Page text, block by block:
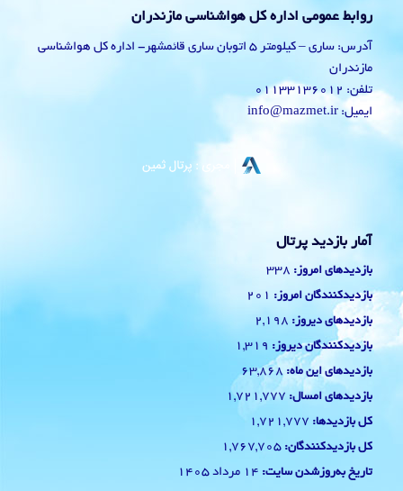
روابط عمومی اداره کل هواشناسی مازندران
آدرس: ساری – کیلومتر 5 اتوبان ساری قائمشهر- اداره کل هواشناسی
مازندران
تلفن: 01133136012
ایمیل: info@mazmet.ir
آمار بازدید پرتال
بازدیدهای امروز: 338
بازدیدکنندگان امروز: 201
بازدیدهای دیروز: 2,198
بازدیدکنندگان دیروز: 1,319
بازدیدهای این ماه: 63,868
بازدیدهای امسال: 1,721,777
کل بازدیدها: 1,721,777
کل بازدیدکنند‌گان: 1,767,705
تاریخ به‌روزشدن سایت: 14 مرداد 1405